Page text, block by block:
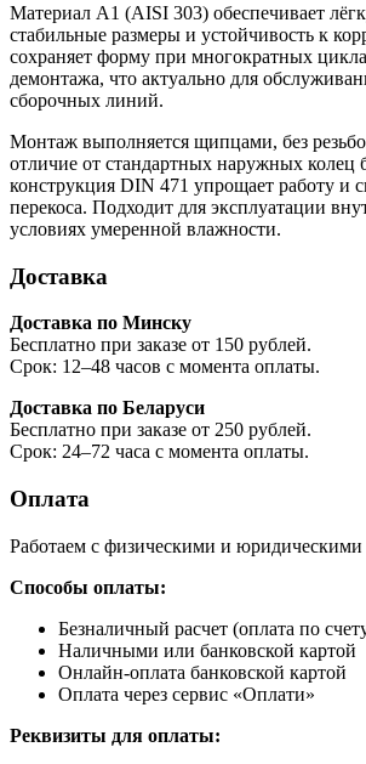
Материал A1 (AISI 303) обеспечивает
стабильные размеры и устойчивость к
сохраняет форму при многократных
демонтажа, что актуально для
сборочных линий.
Монтаж выполняется щипцами, без
отличие от стандартных наружных колец
конструкция DIN 471 упрощает работу и
перекоса. Подходит для эксплуатации
условиях умеренной влажности.
Доставка
Доставка по Минску
Бесплатно при заказе от 150 рублей.
Срок: 12–48 часов с момента оплаты.
Доставка по Беларуси
Бесплатно при заказе от 250 рублей.
Срок: 24–72 часа с момента оплаты.
Оплата
Работаем с физическими и
Способы оплаты:
Безналичный расчет (оплата по
Наличными или банковской картой
Онлайн-оплата банковской картой
Оплата через сервис «Оплати»
Реквизиты для оплаты: